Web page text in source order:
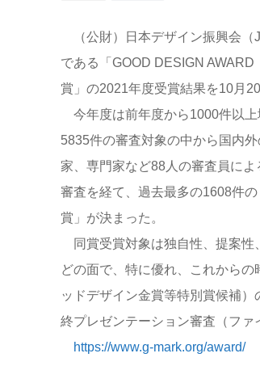
（公財）日本デザイン振興会（
である「GOOD DESIGN AWARD
賞」の2021年度受賞結果を10月
今年度は前年度から1000件以上
5835件の審査対象の中から国内
家、専門家など88人の審査員に
審査を経て、過去最多の1608件
賞」が決まった。
同賞受賞対象は独自性、提案性
どの面で、特に優れ、これから
ッドデザイン金賞等特別賞候補
終プレゼンテーション審査（ファ
https://www.g-mark.org/award/